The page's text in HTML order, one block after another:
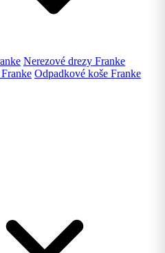
Nerezové drezy Franke
Odpadkové koše Franke